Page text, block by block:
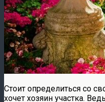
Стоит определиться со
хочет хозяин участка.